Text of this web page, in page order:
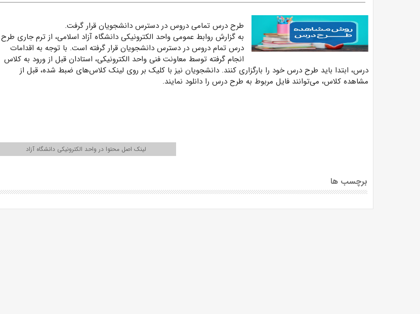
طرح درس تمامی دروس در دسترس دانشجویان قرار گرفت.
به گزارش روابط عمومی واحد الکترونیکی دانشگاه آزاد اسلامی، از ترم جاری طرح
درس تمام دروس در دسترس دانشجویان قرار گرفته است. با توجه به اقدامات
انجام گرفته توسط معاونت فنی واحد الکترونیکی، استادان قبل از ورود به کلاس
درس، ابتدا باید طرح درس خود را بارگزاری کنند. دانشجویان نیز با کلیک بر روی لینک کلاس‌های ضبط شده، قبل از
مشاهده کلاس، می‌توانند فایل مربوط به طرح درس را دانلود نمایند.
لینک اصل محتوا در واحد الکترونیکی دانشگاه آزاد
برچسب ها